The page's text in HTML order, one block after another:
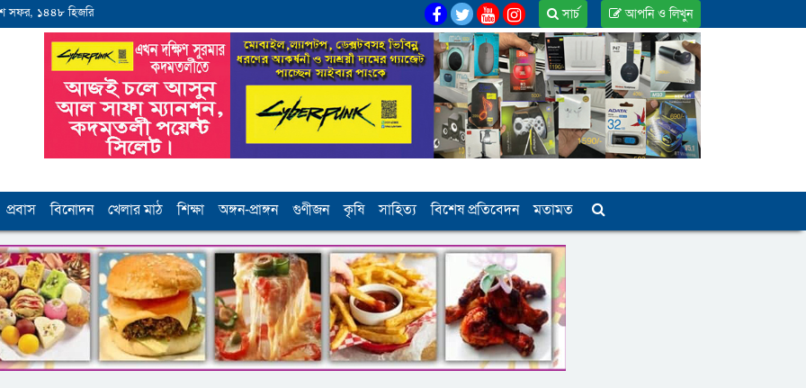
সফর, ১৪৪৮ হিজরি আপনি ও লিখুন
সার্চ
প্রবাস বিনোদন খেলার মাঠ শিক্ষা অঙ্গন-প্রাঙ্গন গুণীজন কৃষি সাহিত্য বিশেষ প্রতিবেদন মতামত